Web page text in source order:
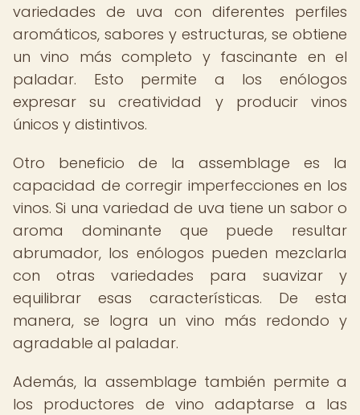
variedades de uva con diferentes perfiles
aromáticos, sabores y estructuras, se obtiene
un vino más completo y fascinante en el
paladar. Esto permite a los enólogos
expresar su creatividad y producir vinos
únicos y distintivos.
Otro beneficio de la assemblage es la
capacidad de corregir imperfecciones en los
vinos. Si una variedad de uva tiene un sabor o
aroma dominante que puede resultar
abrumador, los enólogos pueden mezclarla
con otras variedades para suavizar y
equilibrar esas características. De esta
manera, se logra un vino más redondo y
agradable al paladar.
Además, la assemblage también permite a
los productores de vino adaptarse a las